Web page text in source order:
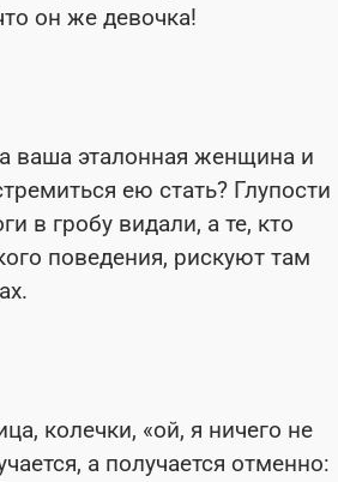
он же девочка!
ваша эталонная женщина и
ею стать? Глупости
в гробу видали, а те, кто
поведения, рискуют там
колечки, «ой, я ничего не
а получается отменно: